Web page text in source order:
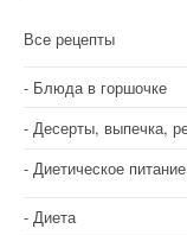
Все рецепты
Блюда в горшочке
Десерты, выпечка,
Диетическое питание
Диета